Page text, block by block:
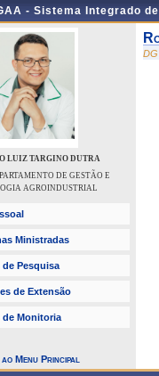
- Sistema Integrado
LUIZ TARGINO DUTRA
DE GESTÃO E
AGROINDUSTRIAL
Ministradas
Pesquisa
de Extensão
de Monitoria
Menu Principal